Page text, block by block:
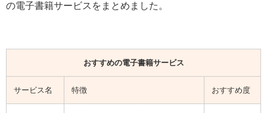
の電子書籍サービスをまとめました。
おすすめの電子書籍サービス
サービス名 特徴 おすすめ度